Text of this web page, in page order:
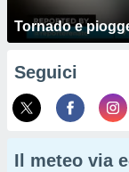
Tornado e
Seguici
Il meteo via